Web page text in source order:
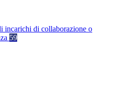
incarichi di collaborazione o
59